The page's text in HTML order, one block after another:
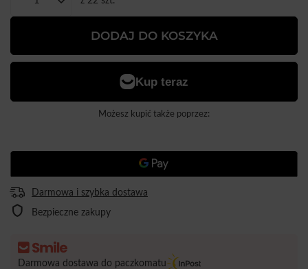
DODAJ DO KOSZYKA
Możesz kupić także poprzez:
Darmowa i szybka dostawa
Bezpieczne zakupy
Darmowa dostawa do paczkomatu